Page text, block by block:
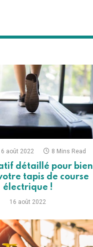
août 2022 8 Mins Read
détaillé pour bien
tapis de course
électrique !
16 août 2022